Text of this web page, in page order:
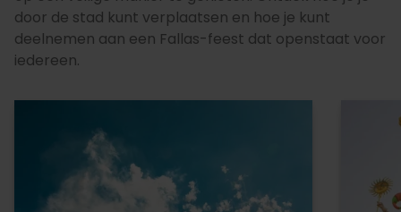
door de stad kunt verplaatsen en hoe je kunt
deelnemen aan een Fallas-feest dat openstaat voor
iedereen.